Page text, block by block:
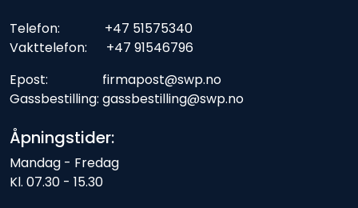
Telefon: +47 51575340
Vakttelefon: +47 91546796
Epost: firmapost@swp.no
Gassbestilling: gassbestilling@swp.no
Åpningstider:
Mandag - Fredag
Kl. 07.30 - 15.30